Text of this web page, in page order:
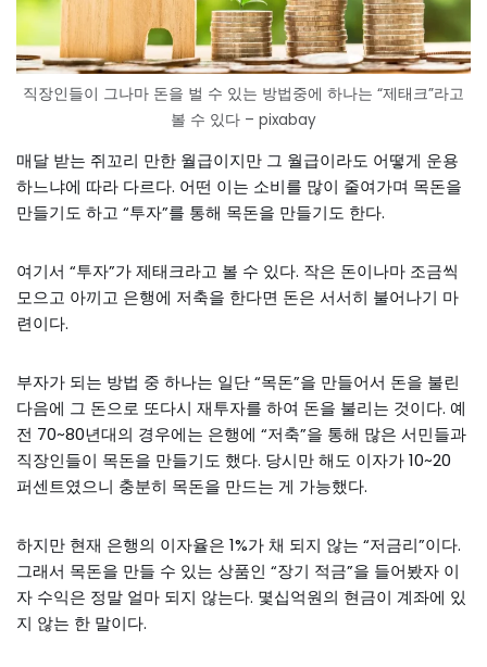
직장인들이 그나마 돈을 벌 수 있는 방법중에 하나는 “제태크”라고
볼 수 있다 – pixabay
매달 받는 쥐꼬리 만한 월급이지만 그 월급이라도 어떻게 운용
하느냐에 따라 다르다. 어떤 이는 소비를 많이 줄여가며 목돈을
만들기도 하고 “투자”를 통해 목돈을 만들기도 한다.
여기서 “투자”가 제태크라고 볼 수 있다. 작은 돈이나마 조금씩
모으고 아끼고 은행에 저축을 한다면 돈은 서서히 불어나기 마
련이다.
부자가 되는 방법 중 하나는 일단 “목돈”을 만들어서 돈을 불린
다음에 그 돈으로 또다시 재투자를 하여 돈을 불리는 것이다. 예
전 70~80년대의 경우에는 은행에 “저축”을 통해 많은 서민들과
직장인들이 목돈을 만들기도 했다. 당시만 해도 이자가 10~20
퍼센트였으니 충분히 목돈을 만드는 게 가능했다.
하지만 현재 은행의 이자율은 1%가 채 되지 않는 “저금리”이다.
그래서 목돈을 만들 수 있는 상품인 “장기 적금”을 들어봤자 이
자 수익은 정말 얼마 되지 않는다. 몇십억원의 현금이 계좌에 있
지 않는 한 말이다.